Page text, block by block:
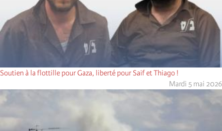
Soutien à la flottille pour Gaza, liberté pour Saif et Thiago !
Mardi 5 mai 2026